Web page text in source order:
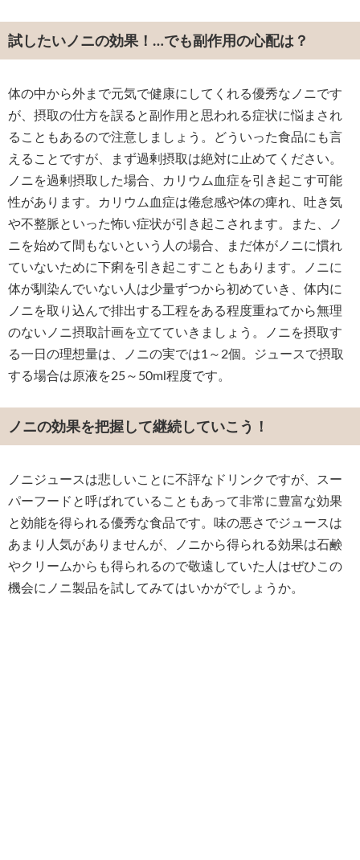
試したいノニの効果！…でも副作用の心配は？
体の中から外まで元気で健康にしてくれる優秀なノニです
が、摂取の仕方を誤ると副作用と思われる症状に悩まされ
ることもあるので注意しましょう。どういった食品にも言
えることですが、まず過剰摂取は絶対に止めてください。
ノニを過剰摂取した場合、カリウム血症を引き起こす可能
性があります。カリウム血症は倦怠感や体の痺れ、吐き気
や不整脈といった怖い症状が引き起こされます。また、ノ
ニを始めて間もないという人の場合、まだ体がノニに慣れ
ていないために下痢を引き起こすこともあります。ノニに
体が馴染んでいない人は少量ずつから初めていき、体内に
ノニを取り込んで排出する工程をある程度重ねてから無理
のないノニ摂取計画を立てていきましょう。ノニを摂取す
る一日の理想量は、ノニの実では1～2個。ジュースで摂取
する場合は原液を25～50ml程度です。
ノニの効果を把握して継続していこう！
ノニジュースは悲しいことに不評なドリンクですが、スー
パーフードと呼ばれていることもあって非常に豊富な効果
と効能を得られる優秀な食品です。味の悪さでジュースは
あまり人気がありませんが、ノニから得られる効果は石鹸
やクリームからも得られるので敬遠していた人はぜひこの
機会にノニ製品を試してみてはいかがでしょうか。